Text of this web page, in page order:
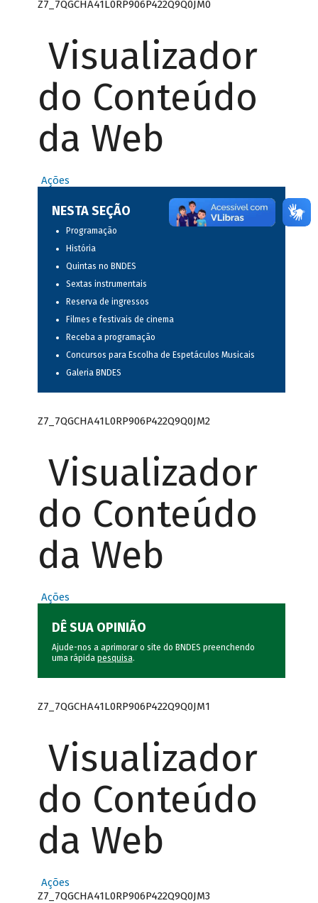
Z7_7QGCHA41L0RP906P422Q9Q0JM0
Visualizador
do Conteúdo
da Web
Ações
NESTA SEÇÃO
Programação
História
Quintas no BNDES
Sextas instrumentais
Reserva de ingressos
Filmes e festivais de cinema
Receba a programação
Concursos para Escolha de Espetáculos Musicais
Galeria BNDES
Z7_7QGCHA41L0RP906P422Q9Q0JM2
Visualizador
do Conteúdo
da Web
Ações
DÊ SUA OPINIÃO
Ajude-nos a aprimorar o site do BNDES preenchendo
uma rápida pesquisa.
Z7_7QGCHA41L0RP906P422Q9Q0JM1
Visualizador
do Conteúdo
da Web
Ações
Z7_7QGCHA41L0RP906P422Q9Q0JM3